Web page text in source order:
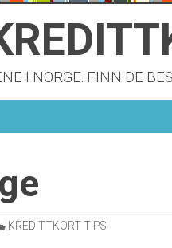
I NORGE. FINN DE
KREDITTKORT TIPS